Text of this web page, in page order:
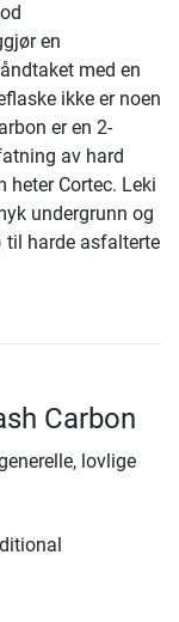
en
med en
ikke er noen
er en 2-
av hard
heter Cortec. Leki
undergrunn og
til harde asfalterte
Carbon
lovlige